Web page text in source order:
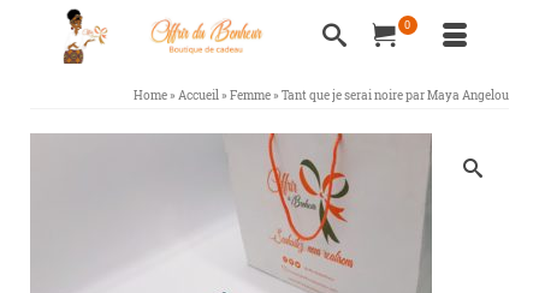
0
Home» Accueil» Femme» Tant que je serai noire par Maya Angelou